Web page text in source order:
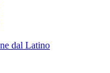
dal Latino